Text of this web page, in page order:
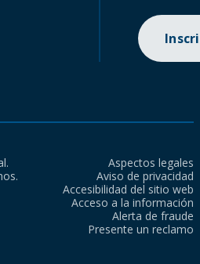
Aspectos legales
Aviso de privacidad
Accesibilidad del sitio web
Acceso a la información
Alerta de fraude
Presente un reclamo